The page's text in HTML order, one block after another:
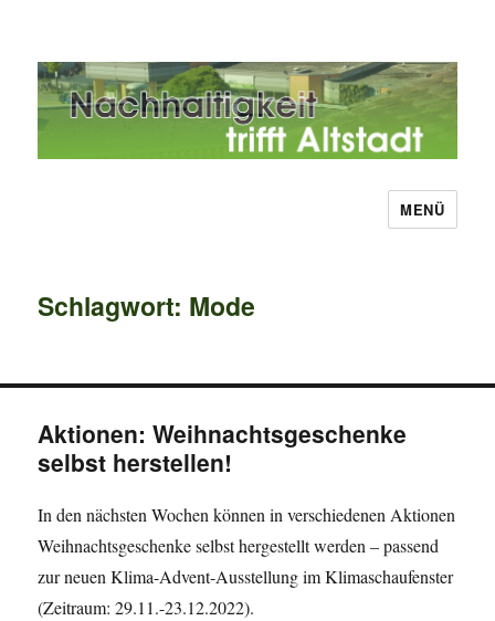
MENÜ
Schlagwort: Mode
Aktionen: Weihnachtsgeschenke
selbst herstellen!
In den nächsten Wochen können in verschiedenen Aktionen
Weihnachtsgeschenke selbst hergestellt werden – passend
zur neuen Klima-Advent-Ausstellung im Klimaschaufenster
(Zeitraum: 29.11.-23.12.2022).